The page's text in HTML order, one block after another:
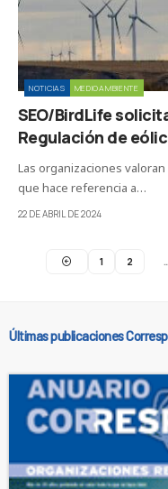
NOTICIAS MEDIOAMBIENTE
SEO/BirdLife
Regulación de
Las organizaciones
que hace referencia a…
22 DE ABRIL DE 2024
1 2 …
Últimas publicaciones